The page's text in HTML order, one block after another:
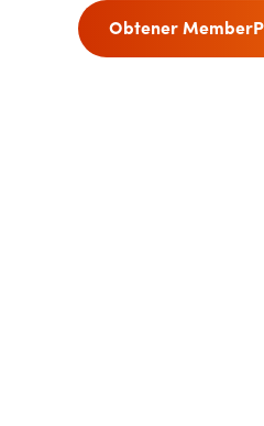
Obtener